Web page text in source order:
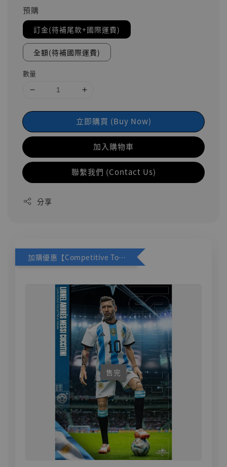
預購
訂金(待補尾款+國際運費)
全額(待補國際運費)
數量
立即購買 (Buy Now)
加入購物車
聯繫我們 (Contact Us)
分享
加購優惠【Competitive Toys 梅西 [CM001]】
售完